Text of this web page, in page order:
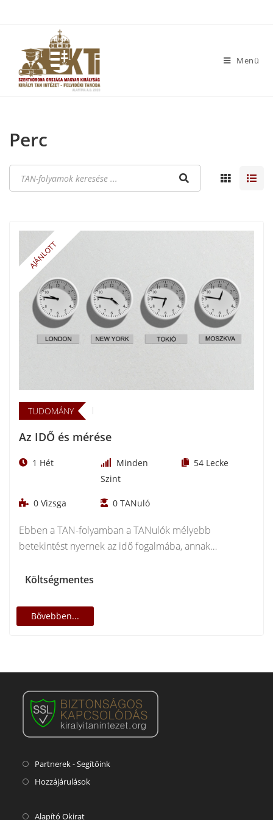
Menü
Perc
TUDOMÁNY
Az IDŐ és mérése
1 Hét
Minden
Szint
54 Lecke
0 Vizsga 0TANuló
Ebben a TAN-folyamban a TANulók mélyebb
betekintést nyernek az idő fogalmába, annak
Költségmentes
Bővebben...
Partnerek - Segítőink
Hozzájárulások
Alapító Okirat